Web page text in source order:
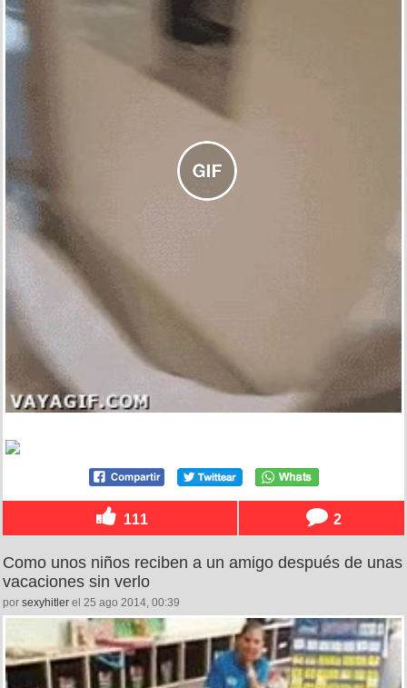
111 2
Como unos niños reciben a un amigo después de unas
vacaciones sin verlo
por sexyhitler el 25 ago 2014, 00:39